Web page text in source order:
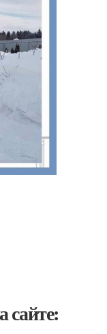
сайте: